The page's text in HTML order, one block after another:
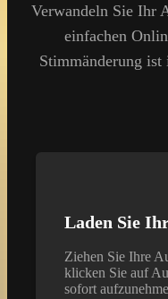
Verwandeln Sie Ihr
einfachen
Stimmänderung
Laden Sie
Ziehen Sie Ihre
klicken Sie auf
sofort